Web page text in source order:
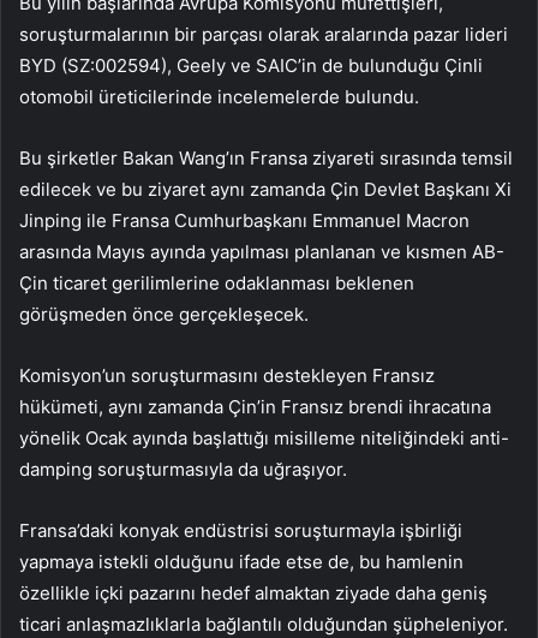
soruşturmalarının bir parçası olarak aralarında pazar lideri
BYD (SZ:002594), Geely ve SAIC’in de bulunduğu Çinli
otomobil üreticilerinde incelemelerde bulundu.
Bu şirketler Bakan Wang’ın Fransa ziyareti sırasında temsil
edilecek ve bu ziyaret aynı zamanda Çin Devlet Başkanı Xi
Jinping ile Fransa Cumhurbaşkanı Emmanuel Macron
arasında Mayıs ayında yapılması planlanan ve kısmen AB-
Çin ticaret gerilimlerine odaklanması beklenen
görüşmeden önce gerçekleşecek.
Komisyon’un soruşturmasını destekleyen Fransız
hükümeti, aynı zamanda Çin’in Fransız brendi ihracatına
yönelik Ocak ayında başlattığı misilleme niteliğindeki anti-
damping soruşturmasıyla da uğraşıyor.
Fransa’daki konyak endüstrisi soruşturmayla işbirliği
yapmaya istekli olduğunu ifade etse de, bu hamlenin
özellikle içki pazarını hedef almaktan ziyade daha geniş
ticari anlaşmazlıklarla bağlantılı olduğundan şüpheleniyor.